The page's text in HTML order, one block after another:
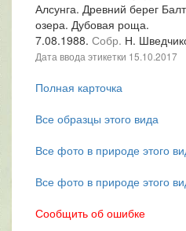
Алсунга. Древний берег
озера. Дубовая роща.
7.08.1988. Собр. Н.
Дата ввода этикетки 15.10.2017
Полная карточка
Все образцы этого вида
Все фото в природе этого
Все фото в природе этого
Сообщить об ошибке